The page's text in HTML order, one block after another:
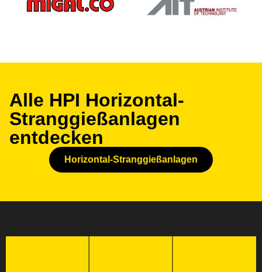
Alle HPI Horizontal-
Stranggießanlagen
entdecken
Horizontal-Stranggießanlagen